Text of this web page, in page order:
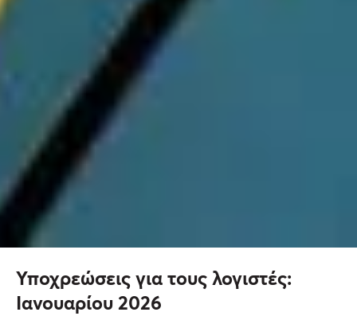
Υποχρεώσεις για τους λογιστές:
Ιανουαρίου 2026